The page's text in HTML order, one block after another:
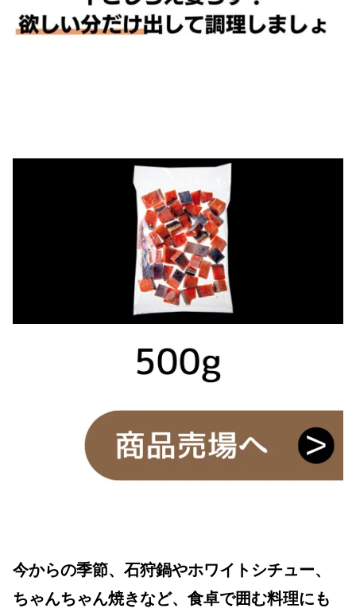
今からの季節、石狩鍋やホワイトシチュー、
ちゃんちゃん焼きなど、食卓で囲む料理にも